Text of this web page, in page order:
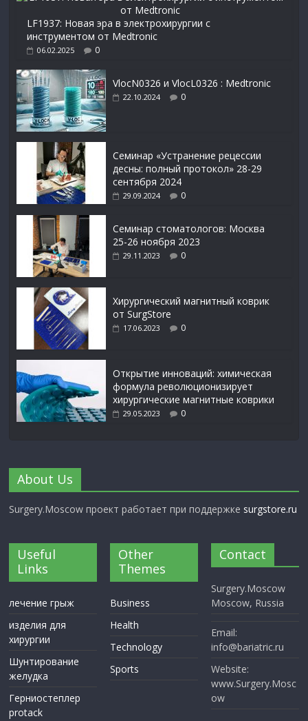
LF1937: Новая эра в электрохирургии с
инструментом от Medtronic
06.02.2025 0
VlocN0326 и VlocL0326 : Medtronic
22.10.2024 0
Семинар «Устранение рецессии
десны: полный протокол» 28-29
сентября 2024
29.09.2024 0
Семинар стоматологов: Москва
25-26 ноября 2023
29.11.2023 0
Xирургический магнитный коврик
от SurgStore
17.06.2023 0
Открытие инноваций: химическая
формула революционизирует
хирургические магнитные коврики
29.05.2023 0
About Us
Surgery.Moscow проект работает при поддержке surgstore.ru
Useful
Links
лечение грыж
изделия для
хирургии
Шунтирование
желудка
Герниостеплер
protack
Other
Themes
Business
Health
Technology
Sports
Contact
Surgery.Moscow
Moscow, Russia
Email:
info@bariatric.ru
Website:
www.Surgery.Mosc
ow